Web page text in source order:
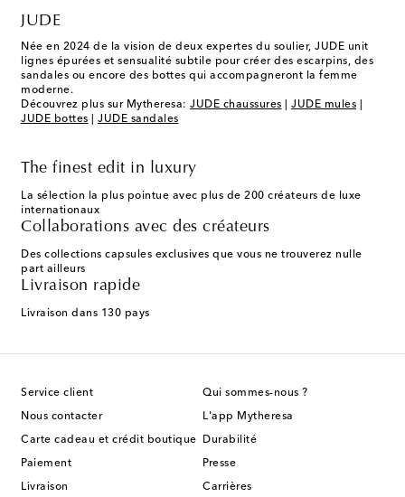
JUDE
Née en 2024 de la vision de deux expertes du soulier, JUDE unit
lignes épurées et sensualité subtile pour créer des escarpins, des
sandales ou encore des bottes qui accompagneront la femme
moderne.
Découvrez plus sur Mytheresa: JUDE chaussures JUDE mules
JUDE bottes
JUDE sandales
The finest edit in luxury
La sélection la plus pointue avec plus de 200 créateurs de luxe
internationaux
Collaborations avec des créateurs
Des collections capsules exclusives que vous ne trouverez nulle
part ailleurs
Livraison rapide
Livraison dans 130 pays
Service client
Nous contacter
Carte cadeau et crédit boutique
Paiement
Livraison
Qui sommes-nous ?
L'app Mytheresa
Durabilité
Presse
Carrières